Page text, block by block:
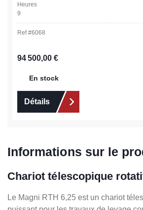
Heures
9
Ref #6068
Prix régulier :
94 500,00 €
En stock
Détails
Informations sur le
Chariot télescopique
Le Magni RTH 6,25 est un chariot